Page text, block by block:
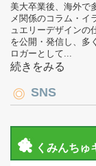
美大卒業後、海外で
メ関係のコラム・イ
ュエリーデザインの
を公開・発信し、多
ロガーとして...
続きをみる
SNS
くみんちゅ